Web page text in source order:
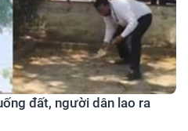
đất, người dân lao ra